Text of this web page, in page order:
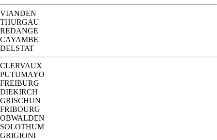
VIANDEN
THURGAU
REDANGE
CAYAMBE
DELSTAT
CLERVAUX
PUTUMAYO
FREIBURG
DIEKIRCH
GRISCHUN
FRIBOURG
OBWALDEN
SOLOTHUM
GRIGIONI